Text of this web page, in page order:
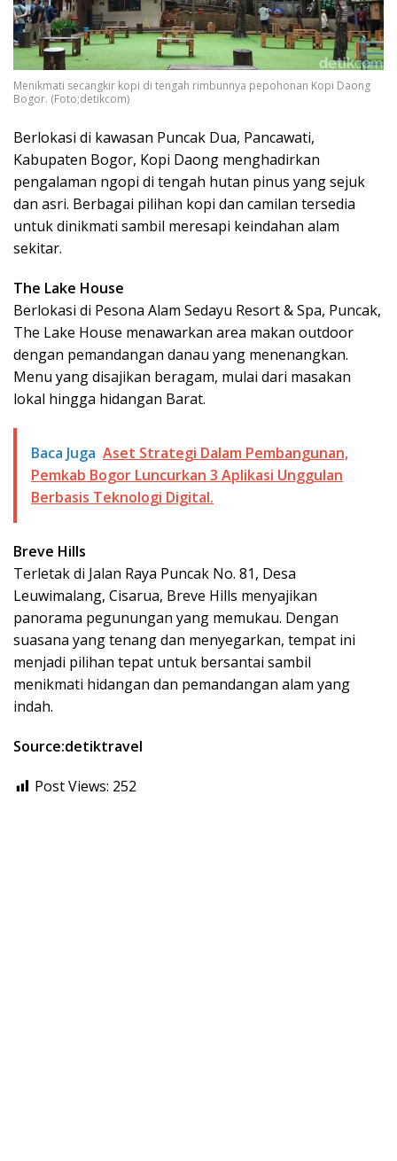
Menikmati secangkir kopi di tengah rimbunnya pepohonan Kopi Daong
Bogor. (Foto;detikcom)
Berlokasi di kawasan Puncak Dua, Pancawati,
Kabupaten Bogor, Kopi Daong menghadirkan
pengalaman ngopi di tengah hutan pinus yang sejuk
dan asri. Berbagai pilihan kopi dan camilan tersedia
untuk dinikmati sambil meresapi keindahan alam
sekitar.
The Lake House
Berlokasi di Pesona Alam Sedayu Resort & Spa, Puncak,
The Lake House menawarkan area makan outdoor
dengan pemandangan danau yang menenangkan.
Menu yang disajikan beragam, mulai dari masakan
lokal hingga hidangan Barat.
Baca Juga Aset Strategi Dalam Pembangunan,
Pemkab Bogor Luncurkan 3 Aplikasi Unggulan
Berbasis Teknologi Digital.
Breve Hills
Terletak di Jalan Raya Puncak No. 81, Desa
Leuwimalang, Cisarua, Breve Hills menyajikan
panorama pegunungan yang memukau. Dengan
suasana yang tenang dan menyegarkan, tempat ini
menjadi pilihan tepat untuk bersantai sambil
menikmati hidangan dan pemandangan alam yang
indah.
Source:detiktravel
Post Views: 252